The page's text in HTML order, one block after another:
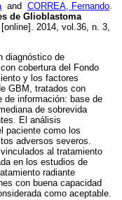
and CORREA, Fernando.
de Glioblastoma
[online]. 2014, vol.36, n. 3,
diagnóstico de
cobertura del Fondo
y los factores
GBM, tratados con
de información: base de
de sobrevida
El análisis
paciente como los
adversos severos.
al tratamiento
en los estudios de
radiante
con buena capacidad
como aceptable.